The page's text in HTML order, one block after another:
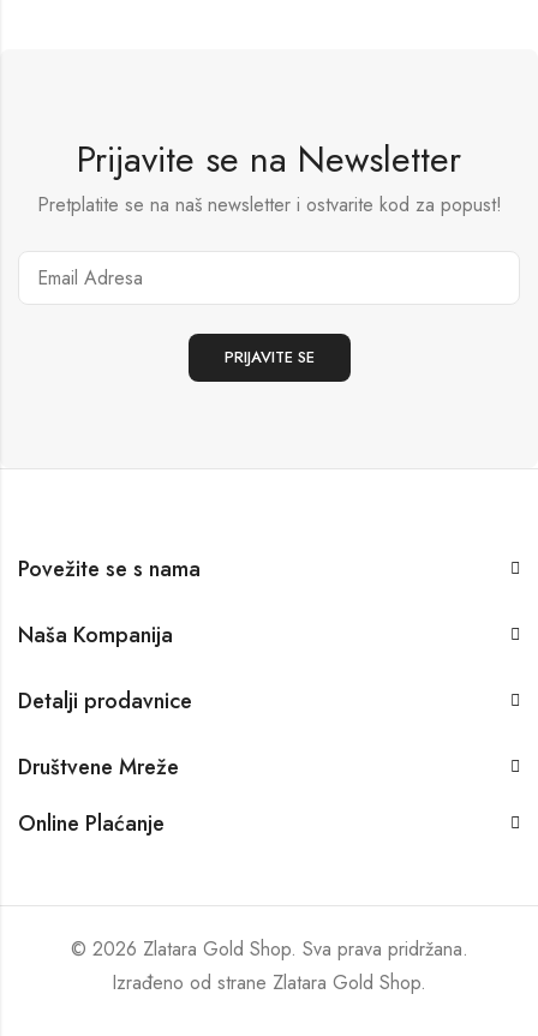
Prijavite se na Newsletter
Pretplatite se na naš newsletter i ostvarite kod za popust!
Povežite se s nama
Naša Kompanija
Detalji prodavnice
Društvene Mreže
Online Plaćanje
© 2026 Zlatara Gold Shop. Sva prava pridržana.
Izrađeno od strane Zlatara Gold Shop.